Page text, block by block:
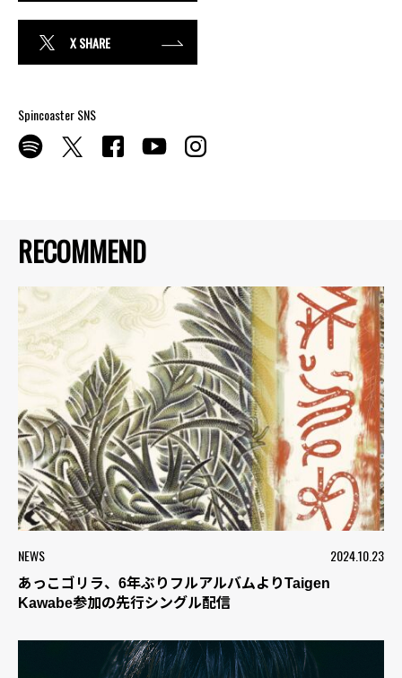
RECOMMEND
NEWS 2024.10.23
あっこゴリラ、6年ぶりフルアルバムよりTaigen
Kawabe参加の先行シングル配信
X SHARE
Spincoaster SNS